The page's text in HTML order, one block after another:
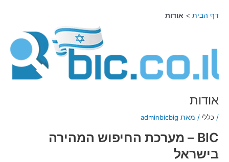
לתוכןדף הבית אודות
אודות
/ כללי / מאת adminbicbig
BIC – מערכת החיפוש המהירה
בישראל